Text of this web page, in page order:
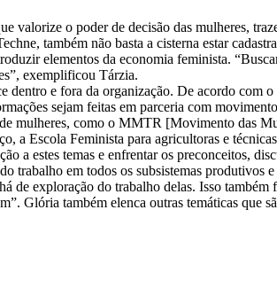
valorize o poder de decisão das mulheres,
também não basta a cisterna estar
elementos da economia feminista.
exemplificou Tárzia.
dentro e fora da organização. De acordo com
sejam feitas em parceria com
mulheres, como o MMTR [Movimento das
a Escola Feminista para agricultoras e
a estes temas e enfrentar os preconceitos,
em todos os subsistemas produtivos
de exploração do trabalho delas. Isso
Glória também elenca outras temáticas que